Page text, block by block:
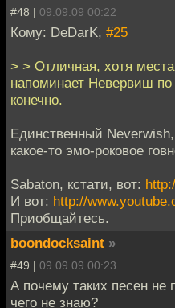
#48 | 09.09.09 00:22
Кому: DeDarK, #25
> > Отличная, хотя
напоминает Невервиш
конечно.
Единственный
какое-то эмо-роковое
Sabaton, кстати, вот:
И вот: http://
Приобщайтесь.
boondocksaint »
#49 | 09.09.09 00:23
А почему таких песен
чего не знаю?